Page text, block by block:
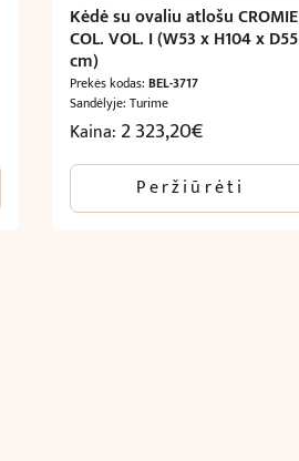
Kėdė su ovaliu atlošu CROMIE
COL. VOL. I (W53 x H104 x D55
cm)
Prekės kodas: BEL-3717
Sandėlyje: Turime
Kaina: 2 323,20€
Peržiūrėti